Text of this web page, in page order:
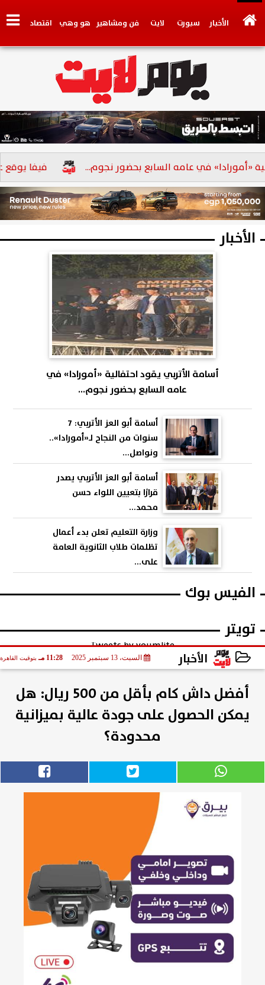
الأخبار سبورت لايت فن ومشاهير هو وهي اقتصاد
وجهات نظر فيديو سيارات
فيفا يوقع عقوبة في عامه السابع بحضور نجوم...
الأخبار
أسامة الأتربي يقود احتفالية «أمورادا» في
عامه السابع بحضور نجوم...
أسامة أبو العز الأتربي: 7
سنوات من النجاح لـ«أمورادا»..
ونواصل...
أسامة أبو العز الأتربي يصدر
قرارًا بتعيين اللواء حسن
محمد...
وزارة التعليم تعلن بدء أعمال
تظلمات طلاب الثانوية العامة
على...
الفيس بوك
تويتر
Tweets by youmlite
الأخبار السبت، 13 سبتمبر 2025 11:28 مـ بتوقيت القاهرة
2025-09-13 23:28:34
أفضل داش كام بأقل من 500 ريال: هل
يمكن الحصول على جودة عالية بميزانية
محدودة؟